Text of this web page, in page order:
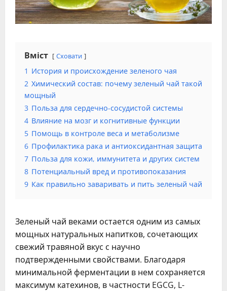
Вміст Сховати
1 История и происхождение зеленого чая
2 Химический состав: почему зеленый чай такой
мощный
3 Польза для сердечно-сосудистой системы
4 Влияние на мозг и когнитивные функции
5 Помощь в контроле веса и метаболизме
6 Профилактика рака и антиоксидантная защита
7 Польза для кожи, иммунитета и других систем
8 Потенциальный вред и противопоказания
9 Как правильно заваривать и пить зеленый чай
Зеленый чай веками остается одним из самых
мощных натуральных напитков, сочетающих
свежий травяной вкус с научно
подтвержденными свойствами. Благодаря
минимальной ферментации в нем сохраняется
максимум катехинов, в частности EGCG, L-